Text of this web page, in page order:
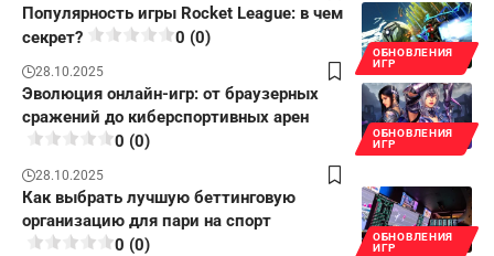
ОБНОВЛЕНИЯ
ИГР
Популярность игры Rocket League: в чем
секрет?
0 (0)
28.10.2025
ОБНОВЛЕНИЯ
ИГР
Эволюция онлайн-игр: от браузерных
сражений до киберспортивных арен
0 (0)
28.10.2025
ОБНОВЛЕНИЯ
ИГР
Как выбрать лучшую беттинговую
организацию для пари на спорт
0 (0)